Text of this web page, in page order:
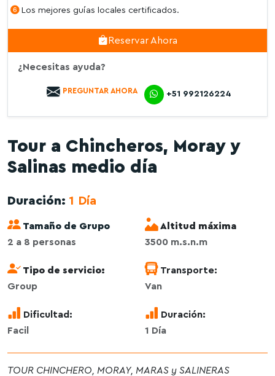
Los mejores guías locales certificados.
Reservar Ahora
¿Necesitas ayuda?
PREGUNTAR AHORA +51 992126224
Tour a Chincheros, Moray y
Salinas medio día
Duración: 1 Día
Tamaño de Grupo
2 a 8 personas
Altitud máxima
3500 m.s.n.m
Tipo de servicio:
Group
Transporte:
Van
Dificultad:
Facil
Duración:
1 Día
TOUR CHINCHERO, MORAY, MARAS y SALINERAS